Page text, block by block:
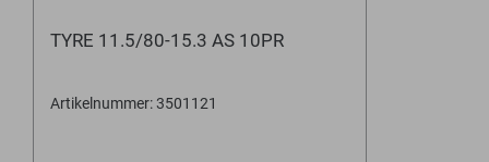
TYRE 11.5/80-15.3 AS 10PR
Artikelnummer: 3501121